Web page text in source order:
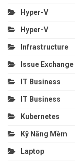
Hyper-V
Hyper-V
Infrastructure
Issue Exchange
IT Business
IT Business
Kubernetes
Kỹ Năng Mềm
Laptop